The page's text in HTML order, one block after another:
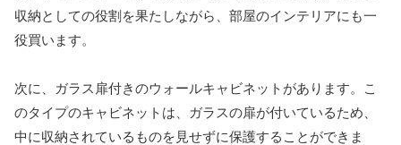
収納としての役割を果たしながら、部屋のインテリアにも一
役買います。
次に、ガラス扉付きのウォールキャビネットがあります。こ
のタイプのキャビネットは、ガラスの扉が付いているため、
中に収納されているものを見せずに保護することができま